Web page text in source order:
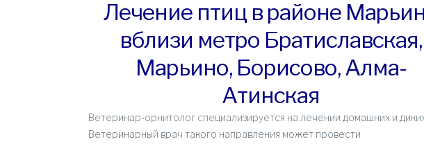
Лечение птиц в районе
вблизи метро Братиславская,
Марьино, Борисово, Алма-
Атинская
Ветеринар-орнитолог специализируется на лечении домашних и диких
Ветеринарный врач такого направления может провести